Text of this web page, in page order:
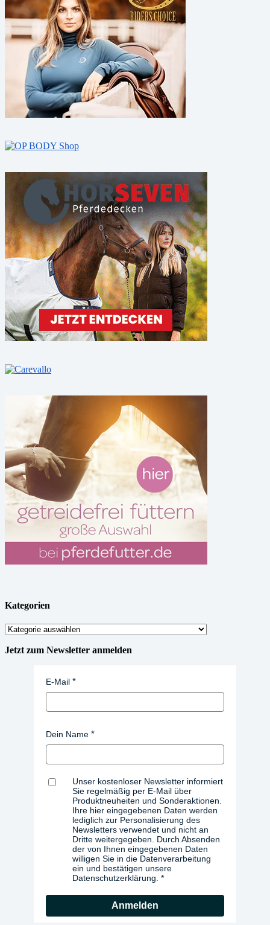
Kategorien
Kategorien
Jetzt zum Newsletter anmelden
E-Mail
Dein Name
Unser kostenloser Newsletter informiert
Sie regelmäßig per E-Mail über
Produktneuheiten und Sonderaktionen.
Ihre hier eingegebenen Daten werden
lediglich zur Personalisierung des
Newsletters verwendet und nicht an
Dritte weitergegeben. Durch Absenden
der von Ihnen eingegebenen Daten
willigen Sie in die Datenverarbeitung
ein und bestätigen unsere
Datenschutzerklärung.
Anmelden